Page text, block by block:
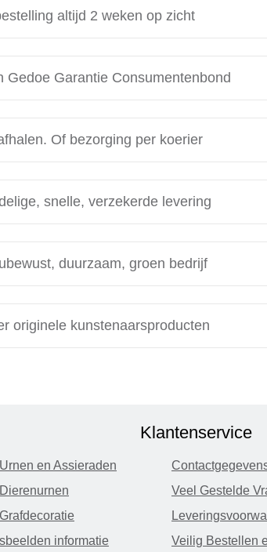
altijd 2 weken op zicht
Gedoe Garantie Consumentenbond
Of bezorging per koerier
snelle, verzekerde levering
duurzaam, groen bedrijf
originele kunstenaarsproducten
en Assieraden
informatie
Klantenservice
Veel Gestelde
Veilig Bestellen